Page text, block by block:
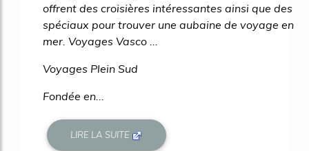
offrent des croisières intéressantes ainsi que des
spéciaux pour trouver une aubaine de voyage en
mer. Voyages Vasco ...
Voyages Plein Sud
Fondée en...
LIRE LA SUITE